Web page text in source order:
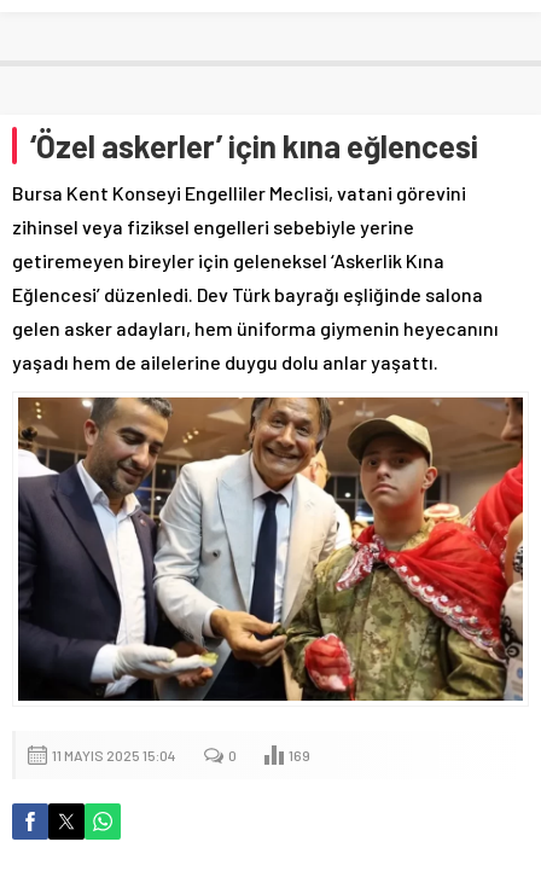
‘Özel askerler’ için kına eğlencesi
Bursa Kent Konseyi Engelliler Meclisi, vatani görevini
zihinsel veya fiziksel engelleri sebebiyle yerine
getiremeyen bireyler için geleneksel ‘Askerlik Kına
Eğlencesi’ düzenledi. Dev Türk bayrağı eşliğinde salona
gelen asker adayları, hem üniforma giymenin heyecanını
yaşadı hem de ailelerine duygu dolu anlar yaşattı.
11 MAYIS 2025 15:04 0 169